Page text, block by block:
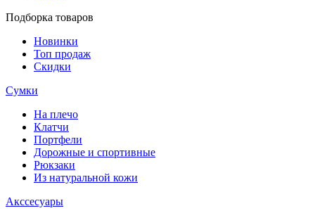
Подборка товаров
Новинки
Топ продаж
Скидки
Сумки
На плечо
Клатчи
Портфели
Дорожные и спортивные
Рюкзаки
Из натуральной кожи
Акссесуары